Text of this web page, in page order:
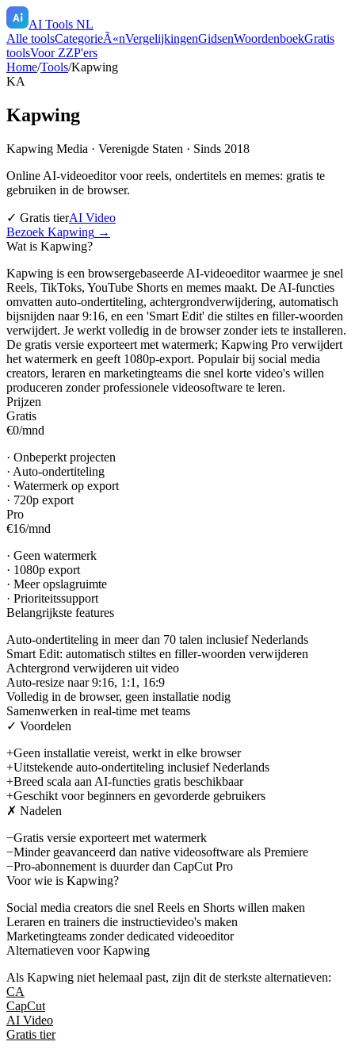
AI Tools NL
Alle toolsCategorieÃ«nVergelijkingenGidsenWoordenboekGratis
toolsVoor ZZP'ers
Home/Tools/Kapwing
KA
Kapwing
Kapwing Media · Verenigde Staten · Sinds 2018
Online AI-videoeditor voor reels, ondertitels en memes: gratis te
gebruiken in de browser.
✓ Gratis tierAI Video
Bezoek Kapwing →
Wat is Kapwing?
Kapwing is een browsergebaseerde AI-videoeditor waarmee je snel
Reels, TikToks, YouTube Shorts en memes maakt. De AI-functies
omvatten auto-ondertiteling, achtergrondverwijdering, automatisch
bijsnijden naar 9:16, en een 'Smart Edit' die stiltes en filler-woorden
verwijdert. Je werkt volledig in de browser zonder iets te installeren.
De gratis versie exporteert met watermerk; Kapwing Pro verwijdert
het watermerk en geeft 1080p-export. Populair bij social media
creators, leraren en marketingteams die snel korte video's willen
produceren zonder professionele videosoftware te leren.
Prijzen
Gratis
€0/mnd
· Onbeperkt projecten
· Auto-ondertiteling
· Watermerk op export
· 720p export
Pro
€16/mnd
· Geen watermerk
· 1080p export
· Meer opslagruimte
· Prioriteitssupport
Belangrijkste features
Auto-ondertiteling in meer dan 70 talen inclusief Nederlands
Smart Edit: automatisch stiltes en filler-woorden verwijderen
Achtergrond verwijderen uit video
Auto-resize naar 9:16, 1:1, 16:9
Volledig in de browser, geen installatie nodig
Samenwerken in real-time met teams
✓ Voordelen
+Geen installatie vereist, werkt in elke browser
+Uitstekende auto-ondertiteling inclusief Nederlands
+Breed scala aan AI-functies gratis beschikbaar
+Geschikt voor beginners en gevorderde gebruikers
✗ Nadelen
−Gratis versie exporteert met watermerk
−Minder geavanceerd dan native videosoftware als Premiere
−Pro-abonnement is duurder dan CapCut Pro
Voor wie is Kapwing?
Social media creators die snel Reels en Shorts willen maken
Leraren en trainers die instructievideo's maken
Marketingteams zonder dedicated videoeditor
Alternatieven voorKapwing
Als Kapwing niet helemaal past, zijn dit de sterkste alternatieven:
CA
CapCut
AI Video
Gratis tier